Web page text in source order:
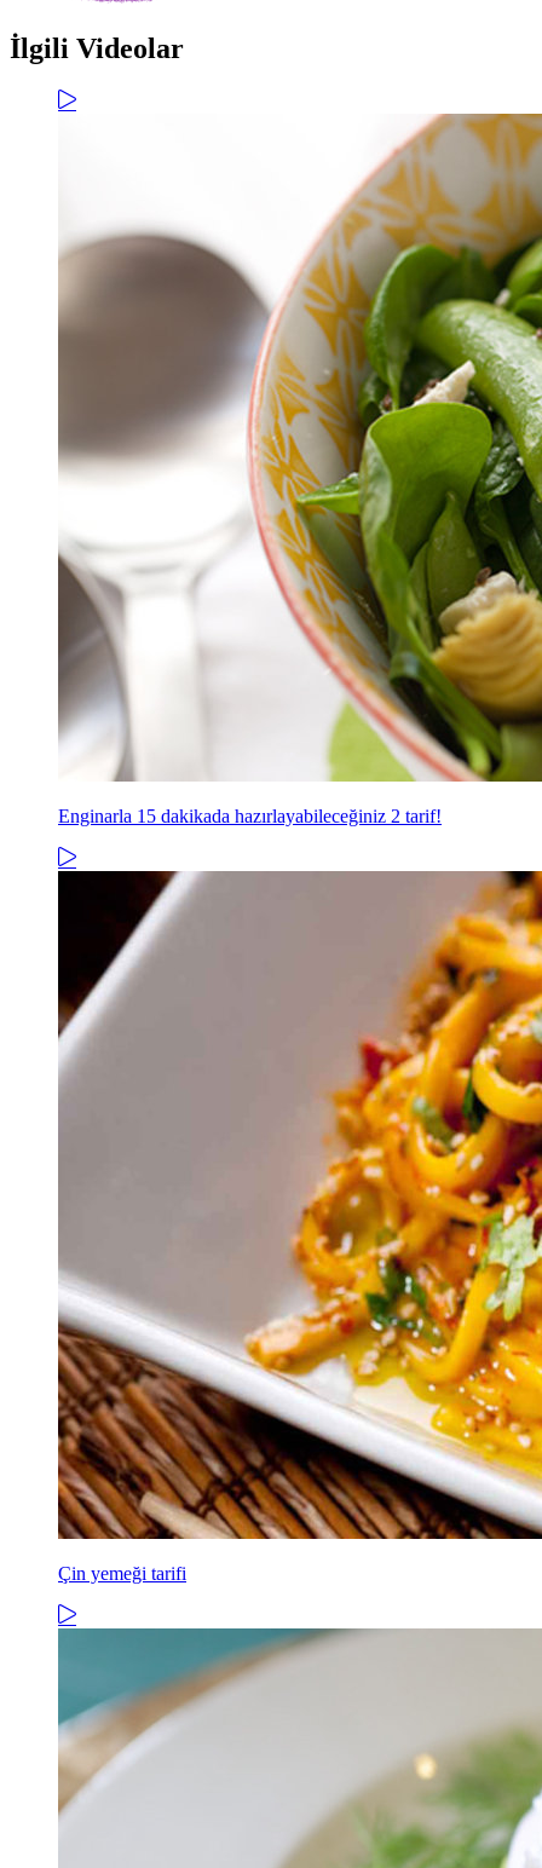
İlgili Videolar
Enginarla 15 dakikada hazırlayabileceğiniz 2 tarif!
Çin yemeği tarifi